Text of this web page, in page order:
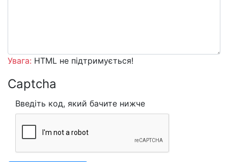
Увага: HTML не підтримується!
Captcha
Введіть код, який бачите нижче